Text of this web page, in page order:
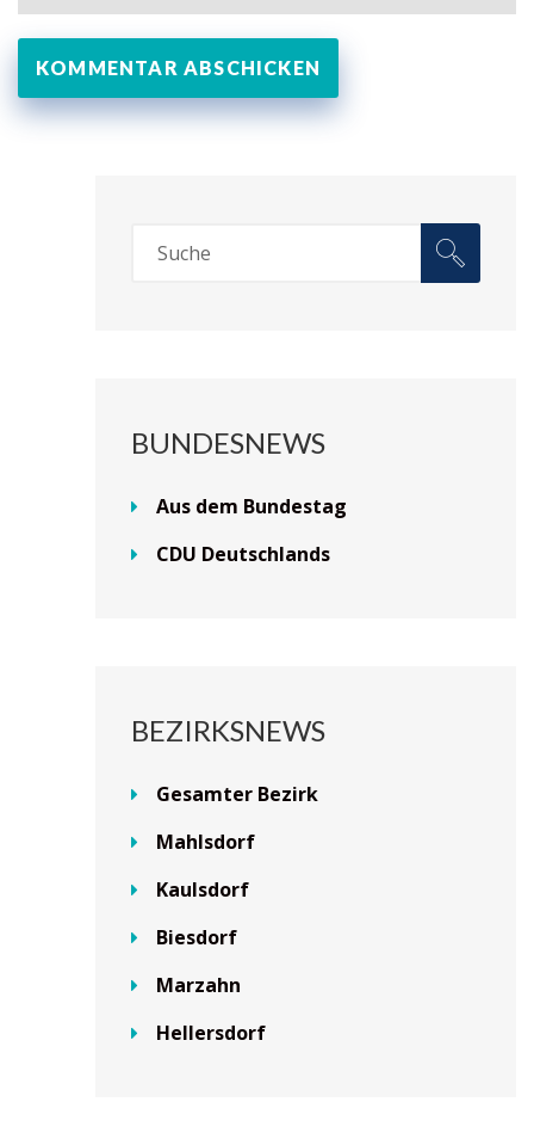
BUNDESNEWS
Aus dem Bundestag
CDU Deutschlands
BEZIRKSNEWS
Gesamter Bezirk
Mahlsdorf
Kaulsdorf
Biesdorf
Marzahn
Hellersdorf